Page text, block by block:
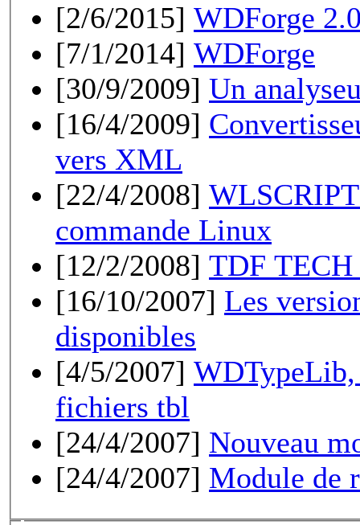
[2/6/2015] WDForge
[7/1/2014] WDForge
[30/9/2009] Un
[16/4/2009]
vers XML
[22/4/2008]
commande Linux
[12/2/2008] TDF TECH
[16/10/2007] Les
disponibles
[4/5/2007] WDTypeLib,
fichiers tbl
[24/4/2007] Nouveau
[24/4/2007] Module de